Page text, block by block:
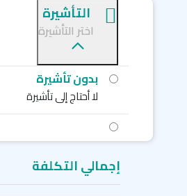
التأشيرة
اختر التأشيرة
بدون تأشيرة
لا أحتاج إلى تأشيرة
إجمالي التكلفة